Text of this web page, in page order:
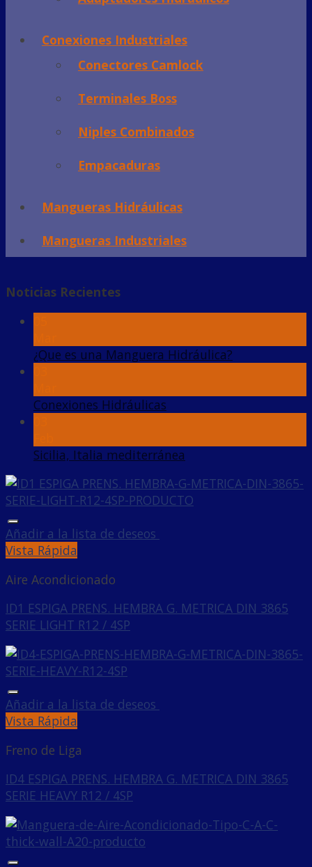
Conexiones Industriales
Conectores Camlock
Terminales Boss
Niples Combinados
Empacaduras
Mangueras Hidráulicas
Mangueras Industriales
Noticias Recientes
¿Que es una Manguera Hidráulica?
Conexiones Hidráulicas
Sicilia, Italia mediterránea
Añadir a la lista de deseos
Vista Rápida
Aire Acondicionado
ID1 ESPIGA PRENS. HEMBRA G. METRICA DIN 3865
SERIE LIGHT R12 / 4SP
Añadir a la lista de deseos
Vista Rápida
Freno de Liga
ID4 ESPIGA PRENS. HEMBRA G. METRICA DIN 3865
SERIE HEAVY R12 / 4SP